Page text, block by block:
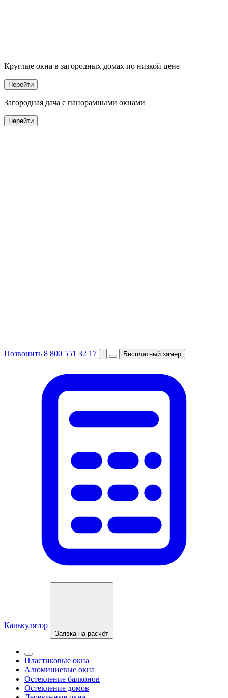
Круглые окна в загородных домах по низкой цене
Перейти
Загородная дача с панорамными окнами
Перейти
Позвонить 8 800 551 32 17 Бесплатный замер
Калькулятор
Заявка на расчёт
Пластиковые окна
Алюминиевые окна
Остекление балконов
Остекление домов